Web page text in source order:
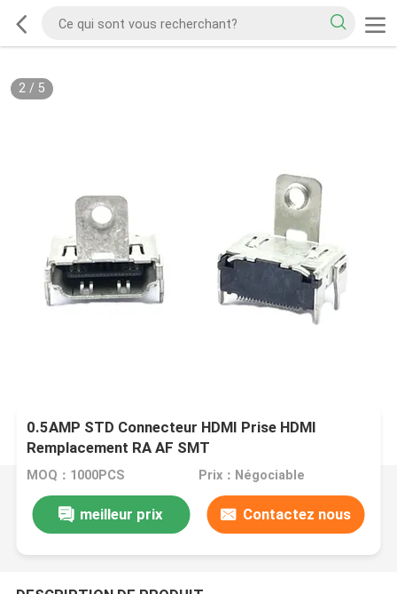
2/ 5
0.5AMP STD Connecteur HDMI Prise HDMI
Remplacement RA AF SMT
MOQ：1000PCS Prix：Négociable
meilleur prix Contactez nous